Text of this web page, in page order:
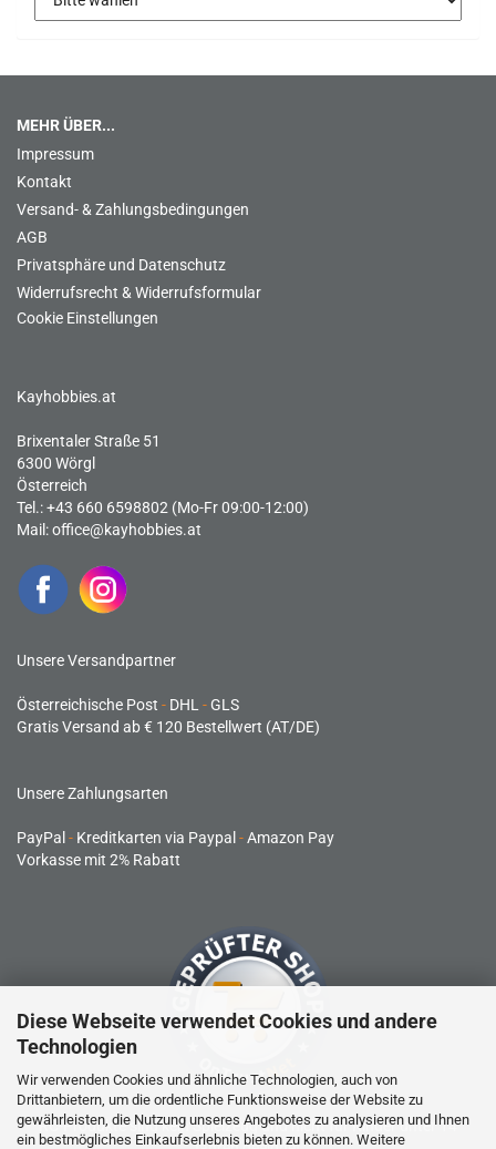
Diese Webseite verwendet Cookies und andere
Technologien
Wir verwenden Cookies und ähnliche Technologien, auch von
Drittanbietern, um die ordentliche Funktionsweise der Website zu
gewährleisten, die Nutzung unseres Angebotes zu analysieren und Ihnen
ein bestmögliches Einkaufserlebnis bieten zu können. Weitere
MEHR ÜBER...
Impressum
Kontakt
Versand- & Zahlungsbedingungen
AGB
Privatsphäre und Datenschutz
Widerrufsrecht & Widerrufsformular
Cookie Einstellungen
Kayhobbies.at
Brixentaler Straße 51
6300 Wörgl
Österreich
Tel.: +43 660 6598802 (Mo-Fr 09:00-12:00)
Mail:office@kayhobbies.at
Unsere Versandpartner
Österreichische Post - DHL -GLS
Gratis Versand ab € 120 Bestellwert (AT/DE)
Unsere Zahlungsarten
PayPal - Kreditkarten via Paypal -Amazon Pay
Vorkasse mit 2% Rabatt
RC-Produkte sind kein Spielzeug und nicht für Kinder unter 14